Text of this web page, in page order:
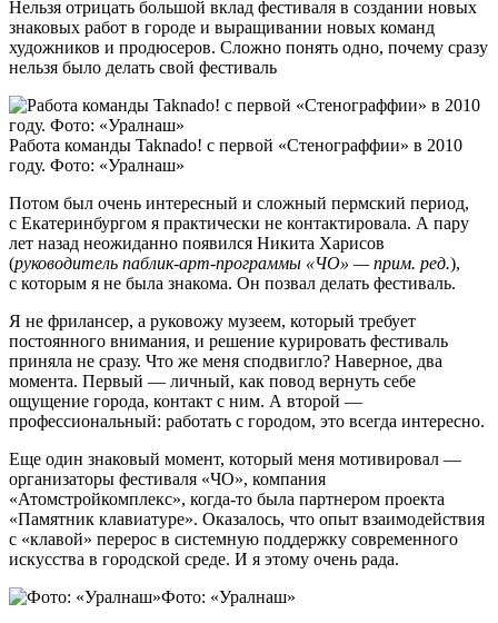
Нельзя отрицать большой вклад фестиваля в создании новых
знаковых работ в городе и выращивании новых команд
художников и продюсеров. Сложно понять одно, почему сразу
нельзя было делать свой фестиваль
Работа команды Taknado! c первой «Стенограффии» в 2010
году. Фото: «Уралнаш»
Потом был очень интересный и сложный пермский период,
с Екатеринбургом я практически не контактировала. А пару
лет назад неожиданно появился Никита Харисов
(руководитель паблик-арт-программы «ЧО» — прим. ред.),
с которым я не была знакома. Он позвал делать фестиваль.
Я не фрилансер, а руковожу музеем, который требует
постоянного внимания, и решение курировать фестиваль
приняла не сразу. Что же меня сподвигло? Наверное, два
момента. Первый — личный, как повод вернуть себе
ощущение города, контакт с ним. А второй —
профессиональный: работать с городом, это всегда интересно.
Еще один знаковый момент, который меня мотивировал —
организаторы фестиваля «ЧО», компания
«Атомстройкомплекс», когда-то была партнером проекта
«Памятник клавиатуре». Оказалось, что опыт взаимодействия
с «клавой» перерос в системную поддержку современного
искусства в городской среде. И я этому очень рада.
Фото: «Уралнаш»